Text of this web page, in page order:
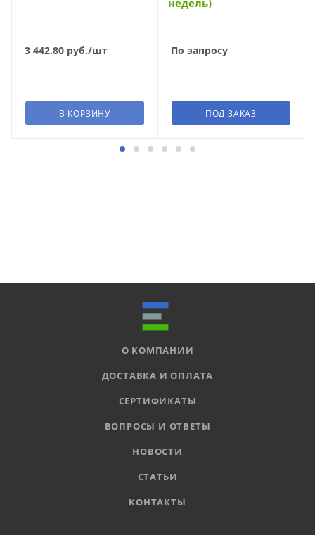
3 442.80 руб./шт
В КОРЗИНУ
недель)
По запросу
ПОД ЗАКАЗ
О КОМПАНИИ
ДОСТАВКА И ОПЛАТА
СЕРТИФИКАТЫ
ВОПРОСЫ И ОТВЕТЫ
НОВОСТИ
СТАТЬИ
КОНТАКТЫ